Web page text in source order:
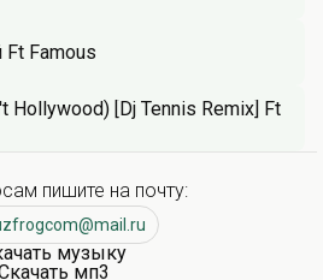
Famous
Hollywood) [Dj Tennis Remix] Ft
пишите на почту:
музыку
мп3